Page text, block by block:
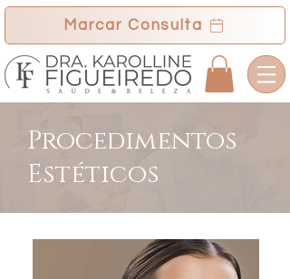
Marcar Consulta
Procedimentos
Estéticos